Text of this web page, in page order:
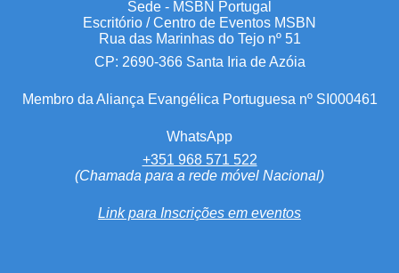
Sede - MSBN Portugal
Escritório / Centro de Eventos MSBN
Rua das Marinhas do Tejo nº 51
CP: 2690-366 Santa Iria de Azóia
Membro da Aliança Evangélica Portuguesa nº SI000461
WhatsApp
+351 968 571 522
(Chamada para a rede móvel Nacional)
Link para Inscrições em eventos